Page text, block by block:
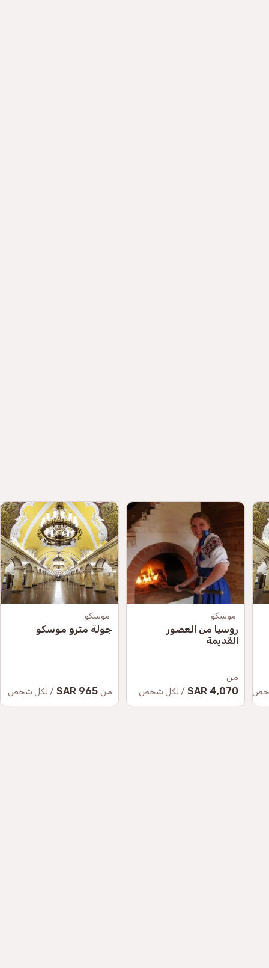
موسكو
روسيا من العصور
القديمة
من
4,070 SAR / لكل شخص
موسكو
جولة مترو موسكو
من 965 SAR / لكل شخص